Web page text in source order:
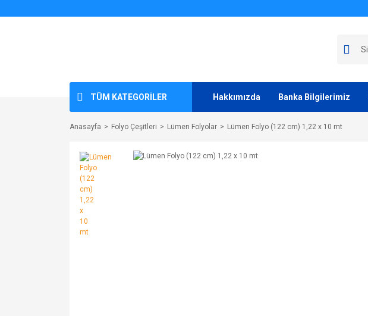
TÜM KATEGORİLER Hakkımızda Banka Bilgilerimiz
Anasayfa Folyo Çeşitleri Lümen Folyolar Lümen Folyo (122 cm) 1,22 x 10 mt